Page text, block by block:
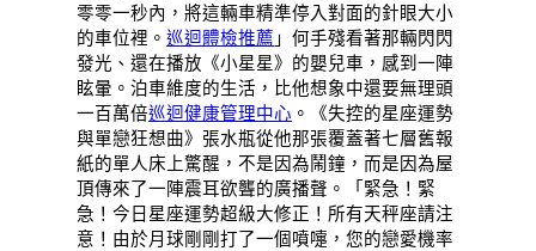
零零一秒內，將這輛車精準停入對面的針眼大小
的車位裡。巡迴體檢推薦 」何手殘看著那輛閃閃
發光、還在播放《小星星》的嬰兒車，感到一陣
眩暈。泊車維度的生活，比他想象中還要無理頭
一百萬倍巡迴健康管理中心 。《失控的星座運勢
與單戀狂想曲》張水瓶從他那張覆蓋著七層舊報
紙的單人床上驚醒，不是因為鬧鐘，而是因為屋
頂傳來了一陣震耳欲聾的廣播聲。「緊急！緊
急！今日星座運勢超級大修正！所有天秤座請注
意！由於月球剛剛打了一個噴嚏，您的戀愛機率